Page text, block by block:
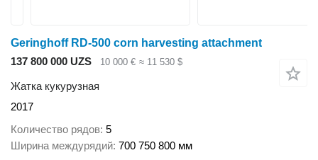
Geringhoff RD-500 corn harvesting attachment
137 800 000 UZS
10 000 € ≈ 11 530 $
Жатка кукурузная
2017
Количество рядов 5
Ширина междурядий 700 750 800 мм